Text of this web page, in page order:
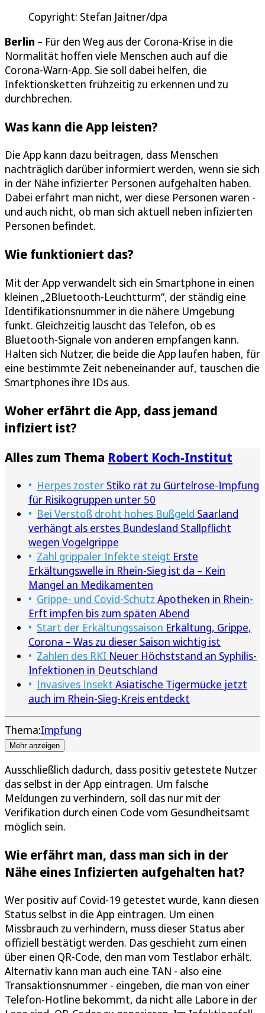
Copyright: Stefan Jaitner/dpa
Berlin – Für den Weg aus der Corona-Krise in die
Normalität hoffen viele Menschen auch auf die
Corona-Warn-App. Sie soll dabei helfen, die
Infektionsketten frühzeitig zu erkennen und zu
durchbrechen.
Was kann die App leisten?
Die App kann dazu beitragen, dass Menschen
nachträglich darüber informiert werden, wenn sie sich
in der Nähe infizierter Personen aufgehalten haben.
Dabei erfährt man nicht, wer diese Personen waren -
und auch nicht, ob man sich aktuell neben infizierten
Personen befindet.
Wie funktioniert das?
Mit der App verwandelt sich ein Smartphone in einen
kleinen „2Bluetooth-Leuchtturm“, der ständig eine
Identifikationsnummer in die nähere Umgebung
funkt. Gleichzeitig lauscht das Telefon, ob es
Bluetooth-Signale von anderen empfangen kann.
Halten sich Nutzer, die beide die App laufen haben, für
eine bestimmte Zeit nebeneinander auf, tauschen die
Smartphones ihre IDs aus.
Woher erfährt die App, dass jemand
infiziert ist?
Alles zum Thema Robert Koch-Institut
Herpes zoster Stiko rät zu Gürtelrose-Impfung
für Risikogruppen unter 50
Bei Verstoß droht hohes Bußgeld Saarland
verhängt als erstes Bundesland Stallpflicht
wegen Vogelgrippe
Zahl grippaler Infekte steigt Erste
Erkältungswelle in Rhein-Sieg ist da – Kein
Mangel an Medikamenten
Grippe- und Covid-Schutz Apotheken in Rhein-
Erft impfen bis zum späten Abend
Start der Erkältungssaison Erkältung, Grippe,
Corona – Was zu dieser Saison wichtig ist
Zahlen des RKI Neuer Höchststand an Syphilis-
Infektionen in Deutschland
Invasives Insekt Asiatische Tigermücke jetzt
auch im Rhein-Sieg-Kreis entdeckt
Thema:Impfung
Mehr anzeigen
Ausschließlich dadurch, dass positiv getestete Nutzer
das selbst in der App eintragen. Um falsche
Meldungen zu verhindern, soll das nur mit der
Verifikation durch einen Code vom Gesundheitsamt
möglich sein.
Wie erfährt man, dass man sich in der
Nähe eines Infizierten aufgehalten hat?
Wer positiv auf Covid-19 getestet wurde, kann diesen
Status selbst in die App eintragen. Um einen
Missbrauch zu verhindern, muss dieser Status aber
offiziell bestätigt werden. Das geschieht zum einen
über einen QR-Code, den man vom Testlabor erhält.
Alternativ kann man auch eine TAN - also eine
Transaktionsnummer - eingeben, die man von einer
Telefon-Hotline bekommt, da nicht alle Labore in der